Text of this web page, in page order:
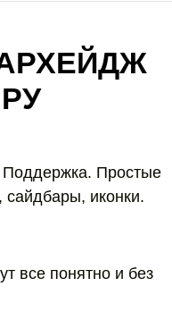
Поддержка. Простые
сайдбары, иконки.
все понятно и без